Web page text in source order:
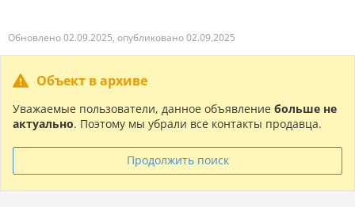
Обновлено 02.09.2025, опубликовано 02.09.2025
Объект в архиве
Уважаемые пользователи, данное объявление больше не
актуально. Поэтому мы убрали все контакты продавца.
Продолжить поиск